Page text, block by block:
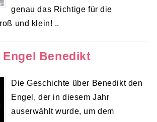
genau das Richtige für die
und klein! ..
Engel Benedikt
Die Geschichte über Benedikt den
Engel, der in diesem Jahr
auserwählt wurde, um dem